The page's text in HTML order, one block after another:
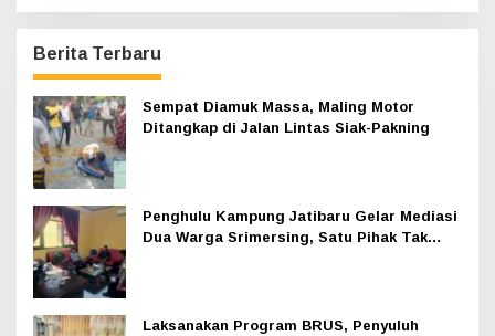
Berita Terbaru
Sempat Diamuk Massa, Maling Motor
Ditangkap di Jalan Lintas Siak-Pakning
Penghulu Kampung Jatibaru Gelar Mediasi
Dua Warga Srimersing, Satu Pihak Tak
Laksanakan Program BRUS, Penyuluh